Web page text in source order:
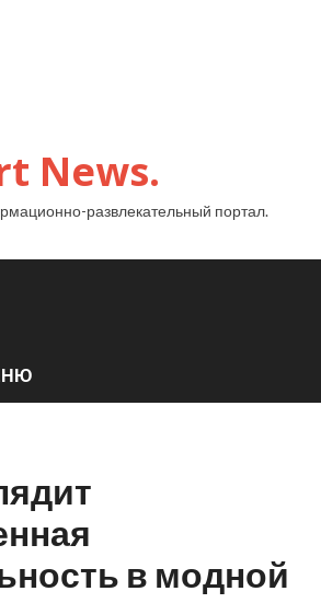
News.
развлекательный портал.
в модной